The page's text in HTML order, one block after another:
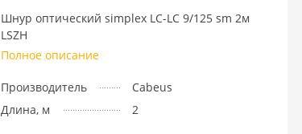
Шнур оптический simplex LC-LC 9/125 sm 2м
LSZH
Полное описание
Производитель
Cabeus
Длина, м
2